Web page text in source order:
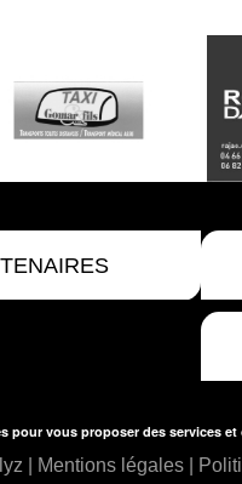
Mentions légales|
vous proposer des services